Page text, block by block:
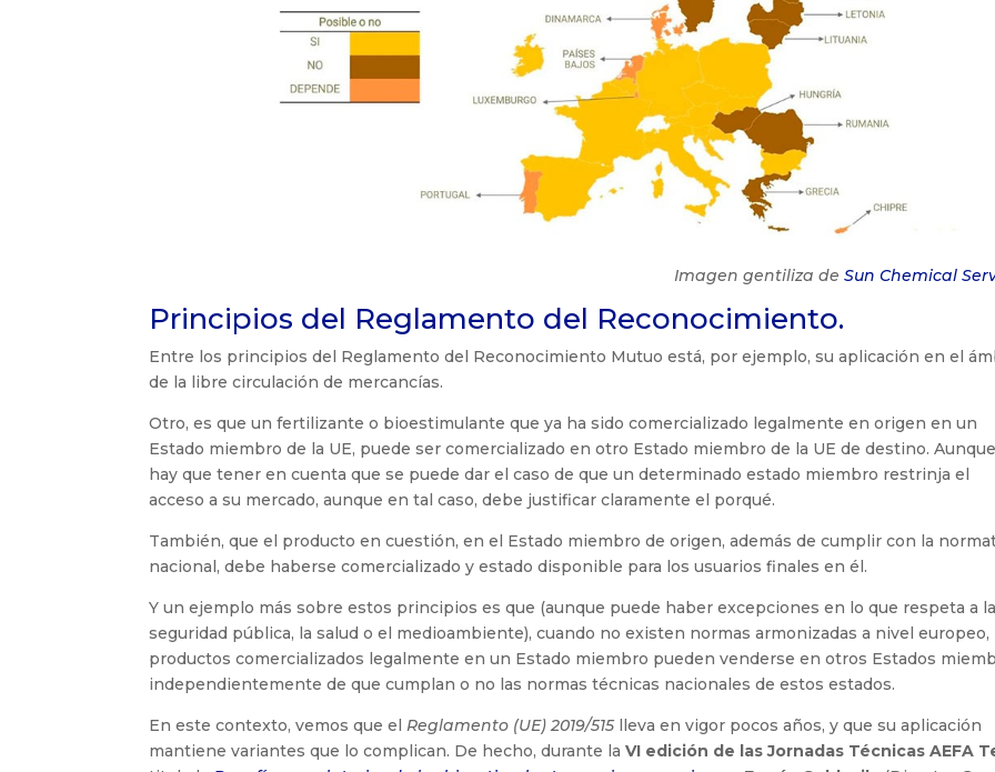
Imagen gentiliza deSun Chemical
Principios del Reglamento del Reconocimiento.
Entre los principios del Reglamento del Reconocimiento Mutuo está, por ejemplo, su aplicación en el
de la libre circulación de mercancías.
Otro, es que un fertilizante o bioestimulante que ya ha sido comercializado legalmente en origen en un
Estado miembro de la UE, puede ser comercializado en otro Estado miembro de la UE de destino. Aunque
hay que tener en cuenta que se puede dar el caso de que un determinado estado miembro restrinja el
acceso a su mercado, aunque en tal caso, debe justificar claramente el porqué.
También, que el producto en cuestión, en el Estado miembro de origen, además de cumplir con la
nacional, debe haberse comercializado y estado disponible para los usuarios finales en él.
Y un ejemplo más sobre estos principios es que (aunque puede haber excepciones en lo que respeta a la
seguridad pública, la salud o el medioambiente), cuando no existen normas armonizadas a nivel europeo,
productos comercializados legalmente en un Estado miembro pueden venderse en otros Estados
independientemente de que cumplan o no las normas técnicas nacionales de estos estados.
En este contexto, vemos que el Reglamento (UE) 2019/515 lleva en vigor pocos años, y que su aplicación
mantiene variantes que lo complican. De hecho, durante laVI edición de las Jornadas Técnicas AEFA